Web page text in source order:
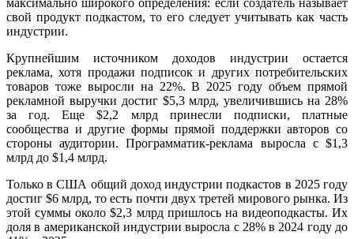
свой продукт подкастом, то его следует учитывать как часть
индустрии.
Крупнейшим источником доходов индустрии остается
реклама,хотя продажи подписок и других потребительских
товаров тоже выросли на 22%. В 2025 году объем прямой
рекламной выручки достиг $5,3 млрд, увеличившись на 28%
за год. Еще $2,2 млрд принесли подписки, платные
сообщества и другие формы прямой поддержки авторов со
стороны аудитории. Программатик-реклама выросла с $1,3
млрд до $1,4 млрд.
Только в США общий доход индустрии подкастов в 2025 году
достиг $6 млрд, то есть почти двух третей мирового рынка. Из
этой суммы около $2,3 млрд пришлось на видеоподкасты. Их
доля в американской индустрии выросла с 28% в 2024 году до